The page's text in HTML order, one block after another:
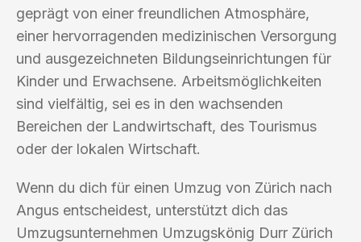
geprägt von einer freundlichen Atmosphäre,
einer hervorragenden medizinischen Versorgung
und ausgezeichneten Bildungseinrichtungen für
Kinder und Erwachsene. Arbeitsmöglichkeiten
sind vielfältig, sei es in den wachsenden
Bereichen der Landwirtschaft, des Tourismus
oder der lokalen Wirtschaft.
Wenn du dich für einen Umzug von Zürich nach
Angus entscheidest, unterstützt dich das
Umzugsunternehmen Umzugskönig Durr Zürich